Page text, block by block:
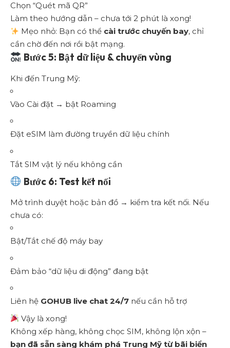
Chọn “Quét mã QR”
Làm theo hướng dẫn – chưa tới 2 phút là xong!
Mẹo nhỏ: Bạn có thể cài trước chuyến bay, chỉ
cần chờ đến nơi rồi bật mạng.
Bước 5: Bật dữ liệu & chuyển vùng
Khi đến Trung Mỹ:
Vào Cài đặt → bật Roaming
Đặt eSIM làm đường truyền dữ liệu chính
Tắt SIM vật lý nếu không cần
Bước 6: Test kết nối
Mở trình duyệt hoặc bản đồ → kiểm tra kết nối. Nếu
chưa có:
Bật/Tắt chế độ máy bay
Đảm bảo “dữ liệu di động” đang bật
Liên hệ GOHUB live chat 24/7 nếu cần hỗ trợ
Vậy là xong!
Không xếp hàng, không chọc SIM, không lộn xộn –
bạn đã sẵn sàng khám phá Trung Mỹ từ bãi biển